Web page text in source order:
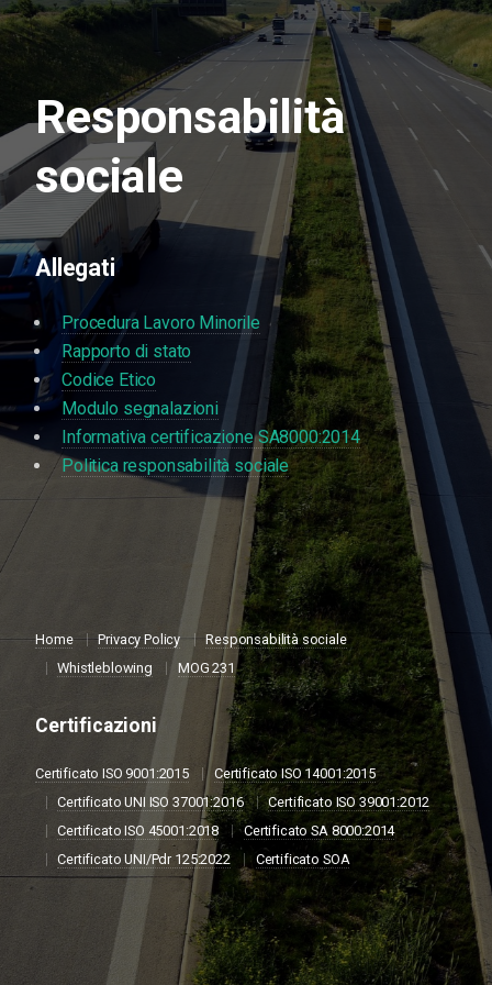
Responsabilità
sociale
Allegati
Procedura Lavoro Minorile
Rapporto di stato
Codice Etico
Modulo segnalazioni
Informativa certificazione SA8000:2014
Politica responsabilità sociale
Home Privacy Policy
Responsabilità sociale
Whistleblowing
MOG 231
Certificazioni
Certificato ISO 9001:2015
Certificato ISO 14001:2015
Certificato UNI ISO 37001:2016
Certificato ISO 39001:2012
Certificato ISO 45001:2018
Certificato SA 8000:2014
Certificato UNI/Pdr 125:2022
Certificato SOA